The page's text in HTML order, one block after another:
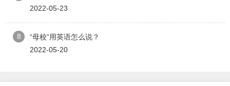
2022-05-23
8
“母校”用英语怎么说？
2022-05-20